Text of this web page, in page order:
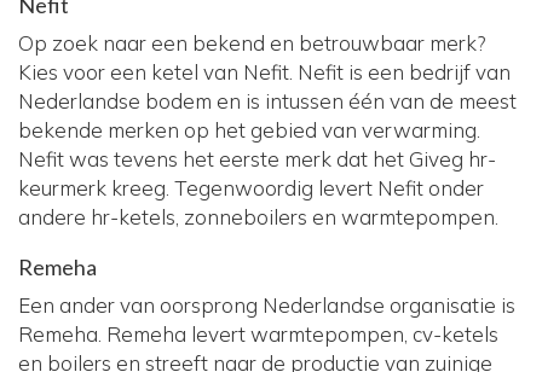
Op zoek naar een bekend en betrouwbaar merk?
Kies voor een ketel van Nefit. Nefit is een bedrijf van
Nederlandse bodem en is intussen één van de meest
bekende merken op het gebied van verwarming.
Nefit was tevens het eerste merk dat het Giveg hr-
keurmerk kreeg. Tegenwoordig levert Nefit onder
andere hr-ketels, zonneboilers en warmtepompen.
Remeha
Een ander van oorsprong Nederlandse organisatie is
Remeha. Remeha levert warmtepompen, cv-ketels
en boilers en streeft naar de productie van zuinige